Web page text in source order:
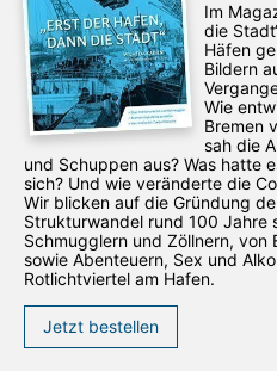
Im
die
Häfen
Bildern
Wie
Bremen
sah die
und Schuppen aus? Was hatte
sich? Und wie veränderte die
Wir blicken auf die Gründung
Strukturwandel rund 100 Jahre
Schmugglern und Zöllnern, von
sowie Abenteuern, Sex und
Rotlichtviertel am Hafen.
Jetzt bestellen